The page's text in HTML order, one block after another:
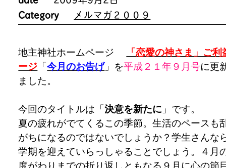
Category
メルマガ２００９
地主神社ホームページ
「恋愛の神さま」ご利
ージ 「今月のお告げ」を平成２１年９ 月号に更
ました。
今回のタイトルは「決意を新たに 」 です。
夏の疲れがでてくるこの季節。生活のペースも
がちになるのではないでしょうか？学生さんな
学期を迎えていらっしゃることでしょう。４月
度がわりまでの折り返しともなる９月に心の節